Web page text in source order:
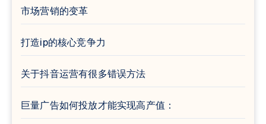
市场营销的变革
打造ip的核心竞争力
关于抖音运营有很多错误方法
巨量广告如何投放才能实现高产值：